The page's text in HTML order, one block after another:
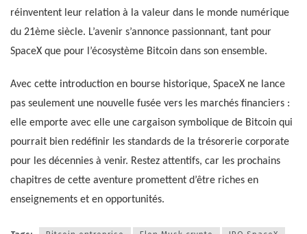
réinventent leur relation à la valeur dans le monde numérique
du 21ème siècle. L’avenir s’annonce passionnant, tant pour
SpaceX que pour l’écosystème Bitcoin dans son ensemble.
Avec cette introduction en bourse historique, SpaceX ne lance
pas seulement une nouvelle fusée vers les marchés financiers :
elle emporte avec elle une cargaison symbolique de Bitcoin qui
pourrait bien redéfinir les standards de la trésorerie corporate
pour les décennies à venir. Restez attentifs, car les prochains
chapitres de cette aventure promettent d’être riches en
enseignements et en opportunités.